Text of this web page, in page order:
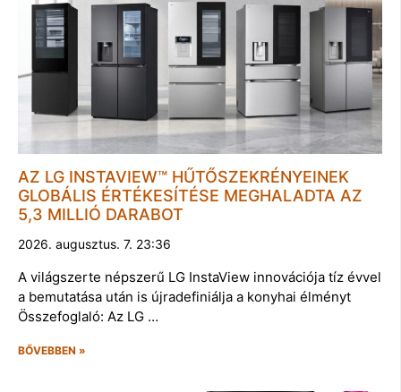
AZ LG INSTAVIEW™ HŰTŐSZEKRÉNYEINEK
GLOBÁLIS ÉRTÉKESÍTÉSE MEGHALADTA AZ
5,3 MILLIÓ DARABOT
2026. augusztus. 7. 23:36
A világszerte népszerű LG InstaView innovációja tíz évvel
a bemutatása után is újradefiniálja a konyhai élményt
Összefoglaló: Az LG …
BŐVEBBEN »